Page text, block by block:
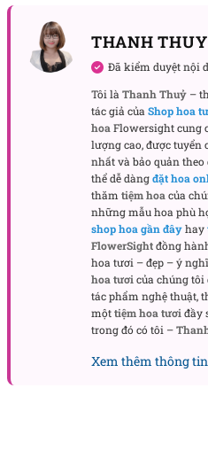
Bố cục & chất liệu: nhìn là
bằng giữa “độ đầy” và “độ
thể tích chính, còn thủy
nhị nhẹ) được cài xen để
màu. Lá kiếm kéo những
khối tròn, giúp bó hoa có
—như tóc ai đó khẽ tung
Giấy gói được xếp lớp, có
hiệu ứng sương. Các nếp
hoa, giống một chiếc kén,
trông “được nâng niu”
rất “ăn” ánh sáng.
THANH
Đã kiểm duyệt nội
Tôi làThanh Thuỷ –
tác giả củaShop hoa
hoaFlowersight cung
lượng cao, được
nhất và bảo quản
thể dễ dàngđặt hoa
thămtiệm hoacủa
những mẫu hoa phù
shop hoa gần đâyhay
FlowerSightđồng
hoa tươi – đẹp – ý
hoa tươicủa chúng
tác phẩm nghệ thuật,
mộttiệm hoa tươiđầy
trong đó có tôi –
Xem thêm thông tin